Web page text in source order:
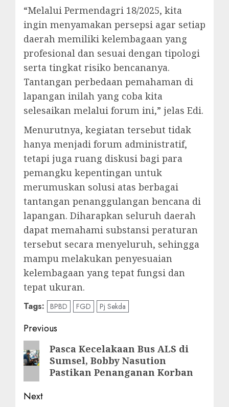
“Melalui Permendagri 18/2025, kita
ingin menyamakan persepsi agar setiap
daerah memiliki kelembagaan yang
profesional dan sesuai dengan tipologi
serta tingkat risiko bencananya.
Tantangan perbedaan pemahaman di
lapangan inilah yang coba kita
selesaikan melalui forum ini,” jelas Edi.
Menurutnya, kegiatan tersebut tidak
hanya menjadi forum administratif,
tetapi juga ruang diskusi bagi para
pemangku kepentingan untuk
merumuskan solusi atas berbagai
tantangan penanggulangan bencana di
lapangan. Diharapkan seluruh daerah
dapat memahami substansi peraturan
tersebut secara menyeluruh, sehingga
mampu melakukan penyesuaian
kelembagaan yang tepat fungsi dan
tepat ukuran.
Tags: BPBD FGD Pj Sekda
Post
navigation
Previous
Previous
post:
Pasca Kecelakaan Bus ALS di
Sumsel, Bobby Nasution
Pastikan Penanganan Korban
Next